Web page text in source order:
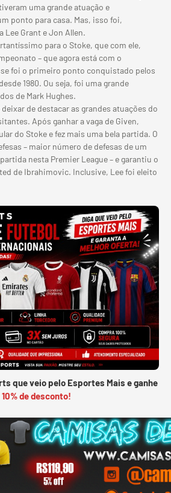
uma grande atuação e
ponto para casa. Mas, isso foi,
Lee Grant e Jon Allen.
para o Stoke, que com ele,
– que agora está com o
foi o primeiro ponto conquistado pelos
desde 1980. Ou seja, foi uma grande
de Mark Hughes.
de destacar as grandes atuações do
Após ganhar a vaga de Given,
do Stoke e fez mais uma bela partida. O
– maior número de defesas de um
nesta Premier League – e garantiu o
de Ibrahimovic. Inclusive, Lee foi eleito
que veio pelo Esportes Mais e ganhe
10% de desconto!